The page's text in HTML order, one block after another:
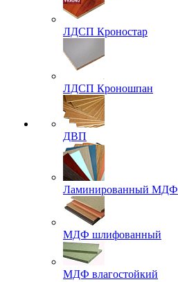
ЛДСП Кроностар
ЛДСП Кроношпан
ДВП
Ламинированный МДФ
МДФ шлифованный
МДФ влагостойкий